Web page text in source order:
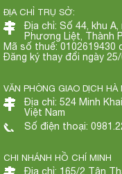
ĐỊA CHỈ TRỤ SỞ:
Địa chỉ: Số 44, khu
Phương Liệt, Thành
Mã số thuế: 0102619430
Đăng ký thay đổi ngày
VĂN PHÒNG GIAO DỊCH HÀ
Địa chỉ: 524 Minh
Việt Nam
Số điện thoại:
CHI NHÁNH HỒ CHÍ MINH
Địa chỉ: 165/2 Tân